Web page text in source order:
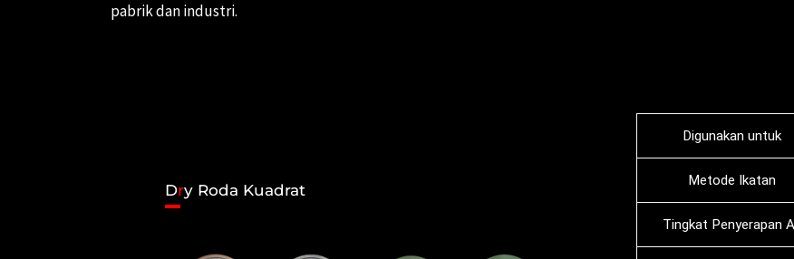
pabrik dan industri.
Dry Roda Kuadrat
Digunakan untuk
Metode Ikatan
Tingkat Penyerapan